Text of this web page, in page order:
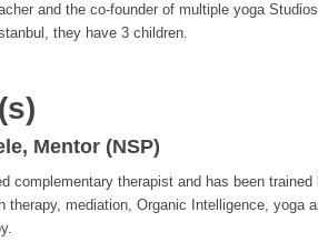
and the co-founder of multiple yoga
they have 3 children.
Mentor (NSP)
complementary therapist and has been
therapy, mediation, Organic Intelligence, yoga